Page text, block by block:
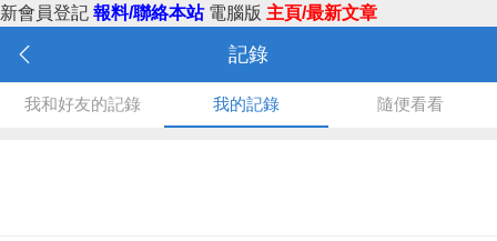
新會員登記 報料/聯絡本站 電腦版 主頁/最新文章
記錄
我和好友的記錄 我的記錄 隨便看看